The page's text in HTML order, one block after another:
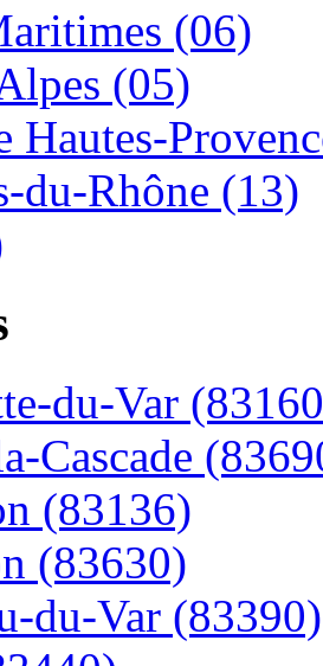
(06)
(05)
Hautes-
du-Rhône (13)
du-Var
Cascade
(83136)
(83630)
du-Var (83390)